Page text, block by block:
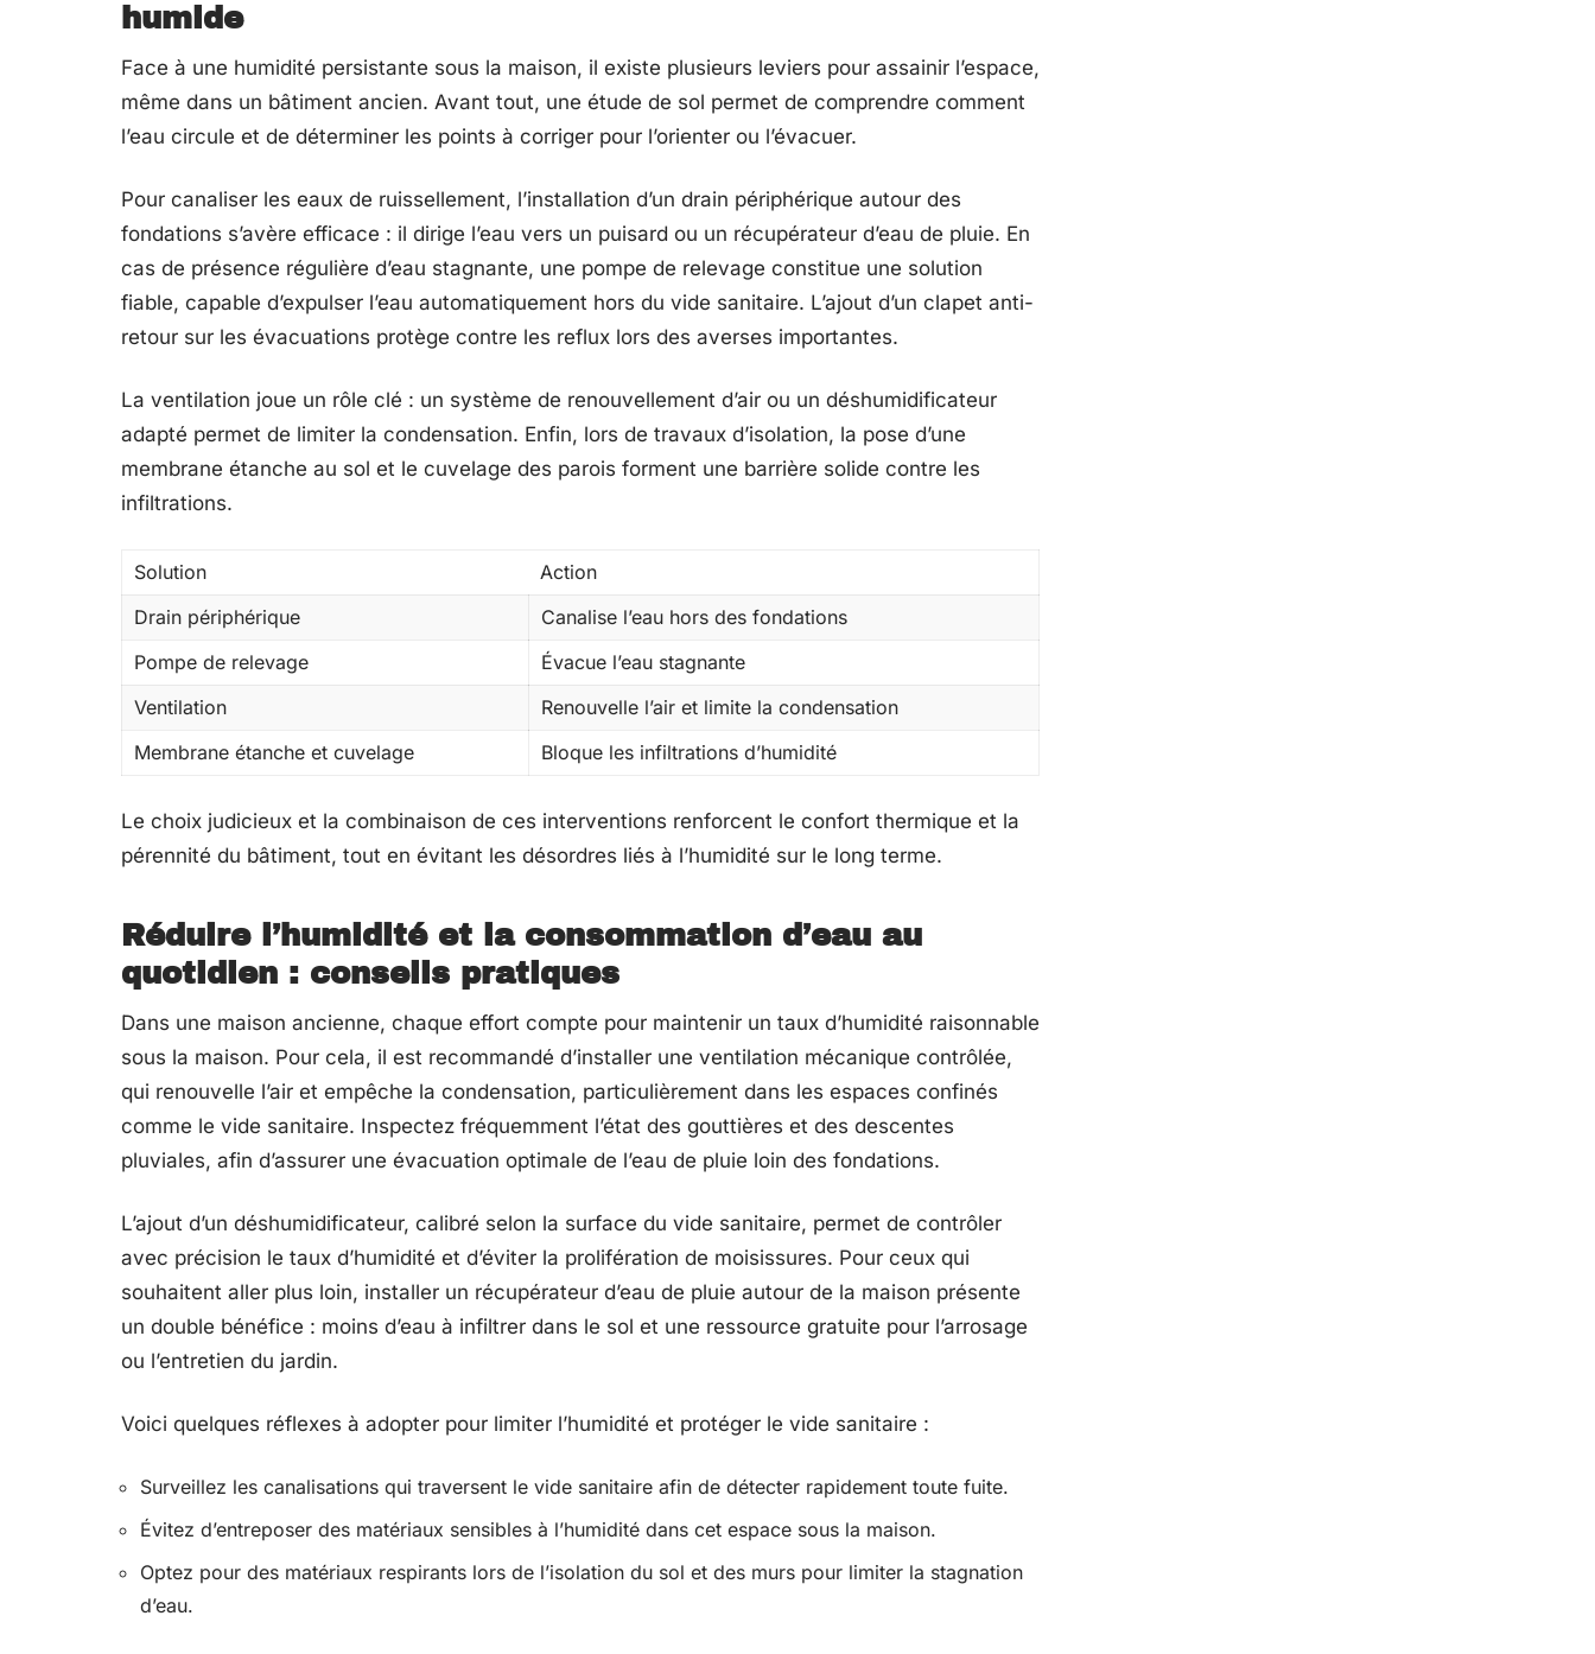
humide
Face à une humidité persistante sous la maison, il existe plusieurs leviers pour assainir l’espace,
même dans un bâtiment ancien. Avant tout, une étude de sol permet de comprendre comment
l’eau circule et de déterminer les points à corriger pour l’orienter ou l’évacuer.
Pour canaliser les eaux de ruissellement, l’installation d’un drain périphérique autour des
fondations s’avère efficace : il dirige l’eau vers un puisard ou un récupérateur d’eau de pluie. En
cas de présence régulière d’eau stagnante, une pompe de relevage constitue une solution
fiable, capable d’expulser l’eau automatiquement hors du vide sanitaire. L’ajout d’un clapet anti-
retour sur les évacuations protège contre les reflux lors des averses importantes.
La ventilation joue un rôle clé : un système de renouvellement d’air ou un déshumidificateur
adapté permet de limiter la condensation. Enfin, lors de travaux d’isolation, la pose d’une
membrane étanche au sol et le cuvelage des parois forment une barrière solide contre les
infiltrations.
Solution
Action
Drain périphérique
Canalise l’eau hors des fondations
Pompe de relevage
Évacue l’eau stagnante
Ventilation
Renouvelle l’air et limite la condensation
Membrane étanche et cuvelage
Bloque les infiltrations d’humidité
Le choix judicieux et la combinaison de ces interventions renforcent le confort thermique et la
pérennité du bâtiment, tout en évitant les désordres liés à l’humidité sur le long terme.
Réduire l’humidité et la consommation d’eau au
quotidien : conseils pratiques
Dans une maison ancienne, chaque effort compte pour maintenir un taux d’humidité raisonnable
sous la maison. Pour cela, il est recommandé d’installer une ventilation mécanique contrôlée,
qui renouvelle l’air et empêche la condensation, particulièrement dans les espaces confinés
comme le vide sanitaire. Inspectez fréquemment l’état des gouttières et des descentes
pluviales, afin d’assurer une évacuation optimale de l’eau de pluie loin des fondations.
L’ajout d’un déshumidificateur, calibré selon la surface du vide sanitaire, permet de contrôler
avec précision le taux d’humidité et d’éviter la prolifération de moisissures. Pour ceux qui
souhaitent aller plus loin, installer un récupérateur d’eau de pluie autour de la maison présente
un double bénéfice : moins d’eau à infiltrer dans le sol et une ressource gratuite pour l’arrosage
ou l’entretien du jardin.
Voici quelques réflexes à adopter pour limiter l’humidité et protéger le vide sanitaire :
Surveillez les canalisations qui traversent le vide sanitaire afin de détecter rapidement toute fuite.
Évitez d’entreposer des matériaux sensibles à l’humidité dans cet espace sous la maison.
Optez pour des matériaux respirants lors de l’isolation du sol et des murs pour limiter la stagnation
d’eau.